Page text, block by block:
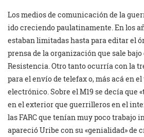
Los medios de comunicación de la
ido creciendo paulatinamente. En los
estaban limitadas hasta para editar el
prensa de la organización que sale bajo
Resistencia. Otro tanto ocurría con la
para el envío de telefax o, más acá en
electrónico. Sobre el M19 se decía que
en el exterior que guerrilleros en el
las FARC que tenían muy poco trabajo
apareció Uribe con su «genialidad» de